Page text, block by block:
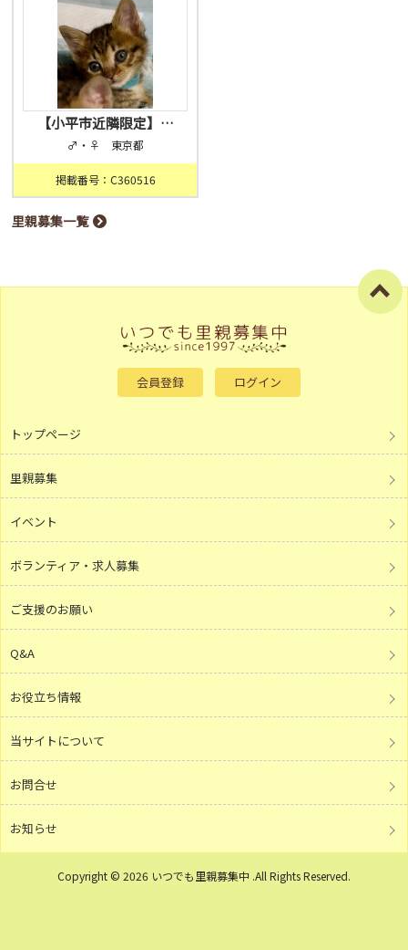
【小平市近隣限定】…
♂・♀ 東京都
掲載番号：C360516
里親募集一覧
会員登録 ログイン
トップページ
里親募集
イベント
ボランティア・求人募集
ご支援のお願い
Q&A
お役立ち情報
当サイトについて
お問合せ
お知らせ
Copyright © 2026 いつでも里親募集中 .All Rights Reserved.